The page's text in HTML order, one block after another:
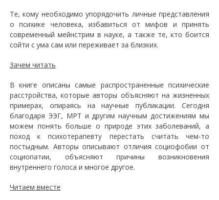
Те, кому необходимо упорядочить личные представления
о психике человека, избавиться от мифов и принять
современный мейнстрим в науке, а также те, кто боится
сойти с ума сам или переживает за близких.
Зачем читать
В книге описаны самые распространенные психические
расстройства, которые авторы объясняют на жизненных
примерах, опираясь на научные публикации. Сегодня
благодаря ЭЭГ, МРТ и другим научным достижениям мы
можем понять больше о природе этих заболеваний, а
поход к психотерапевту перестать считать чем-то
постыдным. Авторы описывают отличия социофобии от
социопатии, объясняют причины возникновения
внутреннего голоса и многое другое.
Читаем вместе